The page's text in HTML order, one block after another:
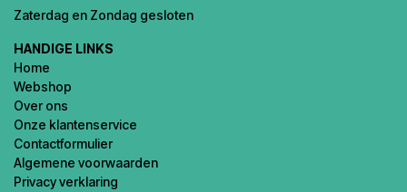
Zaterdag en Zondag gesloten
HANDIGE LINKS
Home
Webshop
Over ons
Onze klantenservice
Contactformulier
Algemene voorwaarden
Privacy verklaring